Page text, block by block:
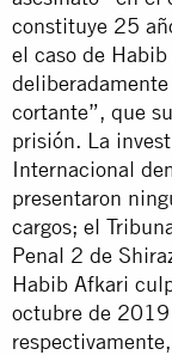
constituye 25
el caso de
cortante”, que
prisión. La
Internacional
presentaron
cargos; el
Penal 2 de
Habib Afkari
octubre de